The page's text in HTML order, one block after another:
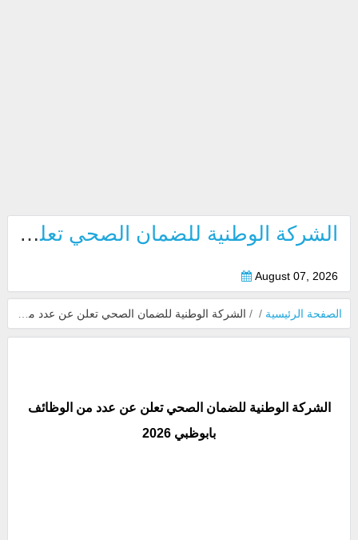
الشركة الوطنية للضمان الصحي تعلن عن عدد من الوظائف بابوظبي 2026
August 07, 2026
الصفحة الرئيسية /
/ الشركة الوطنية للضمان الصحي تعلن عن عدد من الوظائف بابوظبي 2026
الشركة الوطنية للضمان الصحي تعلن عن عدد من الوظائف
بابوظبي 2026